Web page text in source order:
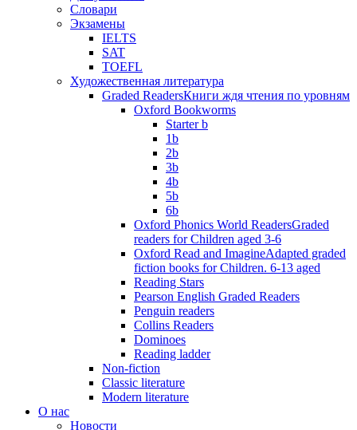
Словари
Экзамены
IELTS
SAT
TOEFL
Художественная литература
Graded ReadersКниги ждя чтения по уровням
Oxford Bookworms
Starter b
1b
2b
3b
4b
5b
6b
Oxford Phonics World ReadersGraded
readers for Children aged 3-6
Oxford Read and ImagineAdapted graded
fiction books for Children. 6-13 aged
Reading Stars
Pearson English Graded Readers
Penguin readers
Collins Readers
Dominoes
Reading ladder
Non-fiction
Classic literature
Modern literature
О нас
Новости